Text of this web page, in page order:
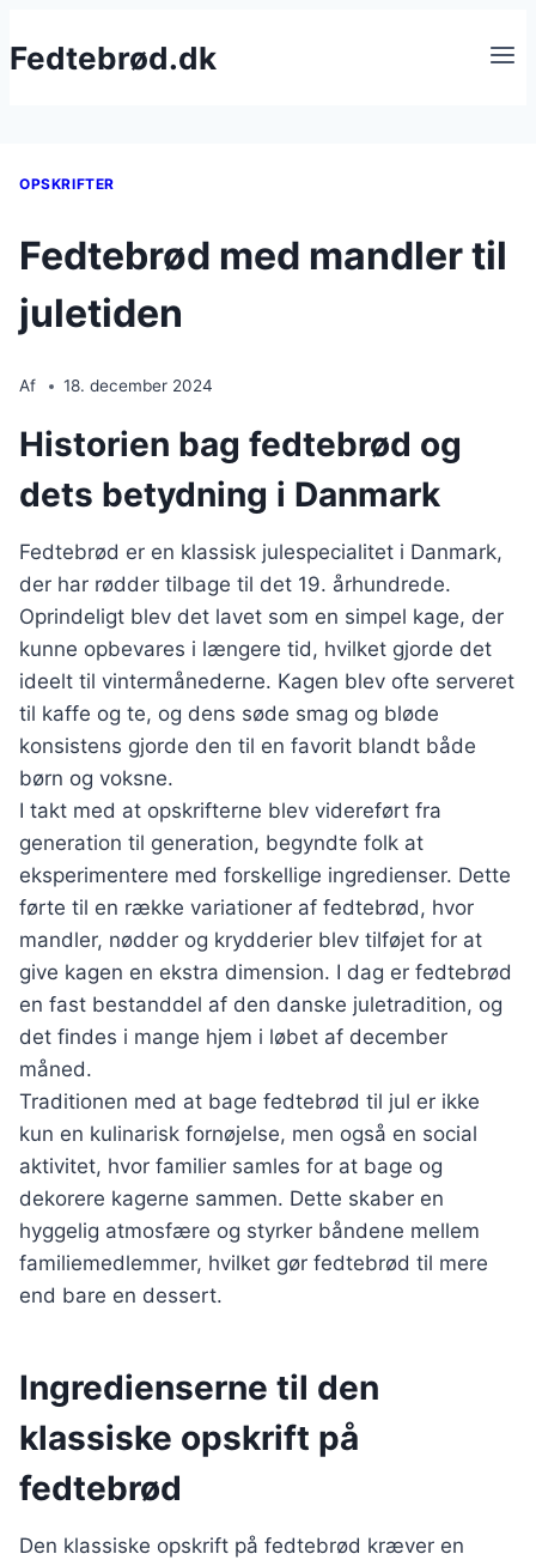
til
Fedtebrød.dk
OPSKRIFTER
Fedtebrød med mandler til
juletiden
Af 18. december 2024
Historien bag fedtebrød og
dets betydning i Danmark
Fedtebrød er en klassisk julespecialitet i Danmark,
der har rødder tilbage til det 19. århundrede.
Oprindeligt blev det lavet som en simpel kage, der
kunne opbevares i længere tid, hvilket gjorde det
ideelt til vintermånederne. Kagen blev ofte serveret
til kaffe og te, og dens søde smag og bløde
konsistens gjorde den til en favorit blandt både
børn og voksne.
I takt med at opskrifterne blev videreført fra
generation til generation, begyndte folk at
eksperimentere med forskellige ingredienser. Dette
førte til en række variationer af fedtebrød, hvor
mandler, nødder og krydderier blev tilføjet for at
give kagen en ekstra dimension. I dag er fedtebrød
en fast bestanddel af den danske juletradition, og
det findes i mange hjem i løbet af december
måned.
Traditionen med at bage fedtebrød til jul er ikke
kun en kulinarisk fornøjelse, men også en social
aktivitet, hvor familier samles for at bage og
dekorere kagerne sammen. Dette skaber en
hyggelig atmosfære og styrker båndene mellem
familiemedlemmer, hvilket gør fedtebrød til mere
end bare en dessert.
Ingredienserne til den
klassiske opskrift på
fedtebrød
Den klassiske opskrift på fedtebrød kræver en